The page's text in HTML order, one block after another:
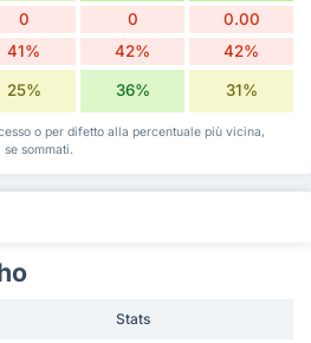
0 0 0.00
41% 42% 42%
25% 36% 31%
o per difetto alla percentuale più vicina,
se sommati.
Stats